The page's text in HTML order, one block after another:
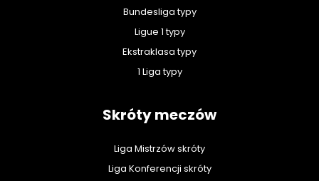
Bundesliga typy
Ligue 1 typy
Ekstraklasa typy
1 Liga typy
Skróty meczów
Liga Mistrzów skróty
Liga Konferencji skróty